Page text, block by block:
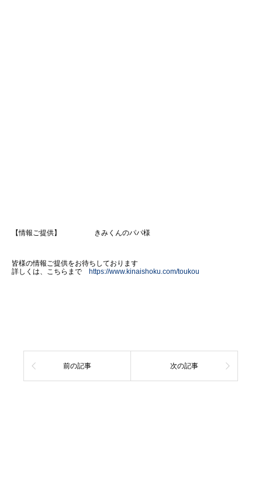
【情報ご提供】 きみくんのパパ様
皆様の情報ご提供をお待ちしております
詳しくは、こちらまで https://www.kinaishoku.com/toukou
前の記事 次の記事